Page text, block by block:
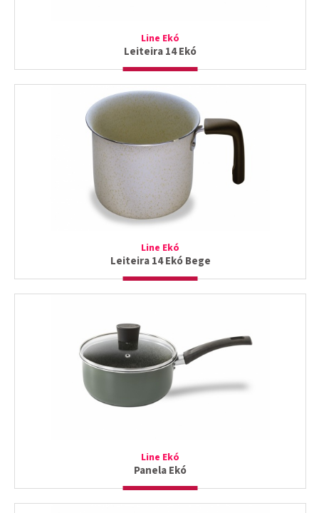
Line Ekó
Leiteira 14 Ekó
Line Ekó
Leiteira 14 Ekó Bege
Line Ekó
Panela Ekó